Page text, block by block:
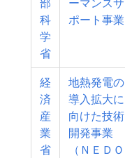
部
科
学
省
ーマンスサ
ポート事業
経
済
産
業
省
地熱発電の
導入拡大に
向けた技術
開発事業
（ＮＥＤＯ